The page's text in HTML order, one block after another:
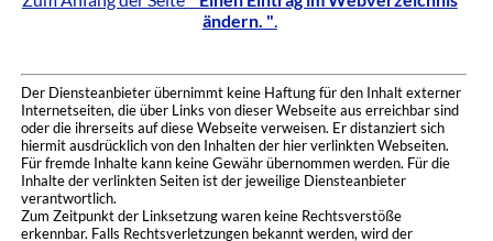
ändern. ".
Der Diensteanbieter übernimmt keine Haftung für den Inhalt externer
Internetseiten, die über Links von dieser Webseite aus erreichbar sind
oder die ihrerseits auf diese Webseite verweisen. Er distanziert sich
hiermit ausdrücklich von den Inhalten der hier verlinkten Webseiten.
Für fremde Inhalte kann keine Gewähr übernommen werden. Für die
Inhalte der verlinkten Seiten ist der jeweilige Diensteanbieter
verantwortlich.
Zum Zeitpunkt der Linksetzung waren keine Rechtsverstöße
erkennbar. Falls Rechtsverletzungen bekannt werden, wird der